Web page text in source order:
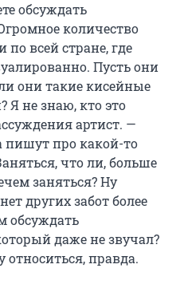
обсуждать
количество
по всей стране, где
Пусть они
они такие кисейные
не знаю, кто это
артист. —
пишут про какой-то
что ли, больше
заняться? Ну
других забот более
обсуждать
даже не звучал?
относиться, правда.